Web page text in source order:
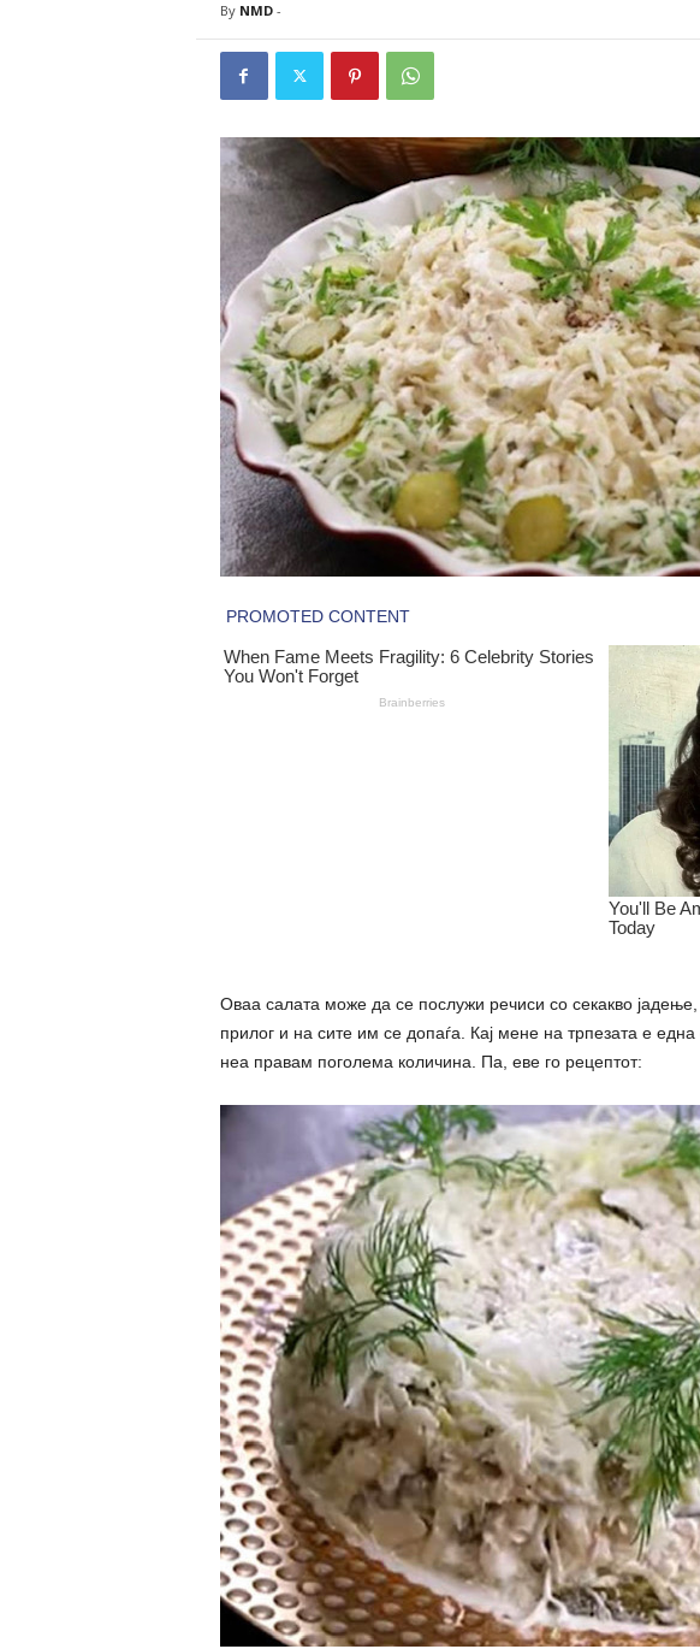
By NMD-
Оваа салата може да се послужи речиси со секакво
прилог и на сите им се допаѓа. Кај мене на трпезата е
неа правам поголема количина. Па, еве го рецептот: